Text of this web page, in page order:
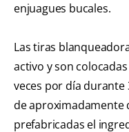
enjuagues bucales.
Las tiras
activo y son
veces por día
de aproximadamente
prefabricadas el